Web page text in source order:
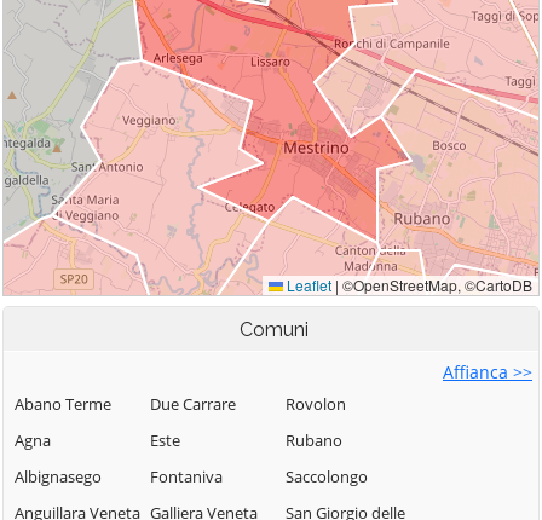
Comuni
Affianca >>
Abano Terme
Agna
Albignasego
Anguillara Veneta
Due Carrare
Este
Fontaniva
Galliera Veneta
Rovolon
Rubano
Saccolongo
San Giorgio delle